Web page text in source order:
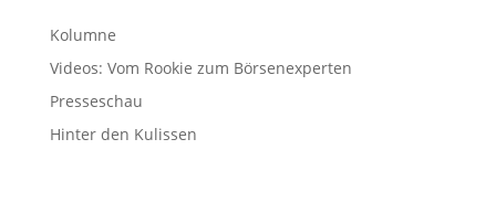
Kolumne
Videos: Vom Rookie zum Börsenexperten
Presseschau
Hinter den Kulissen